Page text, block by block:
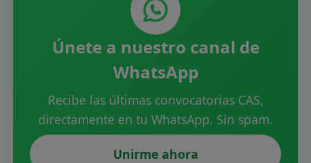
Únete a nuestro canal de
WhatsApp
Recibe las últimas convocatorias CAS,
directamente en tu WhatsApp. Sin spam.
Unirme ahora